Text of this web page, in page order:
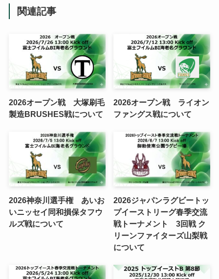
関連記事
2026オープン戦 大塚刷毛
製造BRUSHES戦について
2026オープン戦 ライオン
ファングス戦について
2026神奈川選手権 あいお
いニッセイ同和損保タフウ
ルズ戦について
2026ジャパンラグビートッ
プイーストリーグ春季交流
戦トーナメント 3回戦 ク
リーンファイターズ山梨戦
について